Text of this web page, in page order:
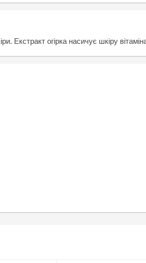
Екстракт огірка насичує шкіру